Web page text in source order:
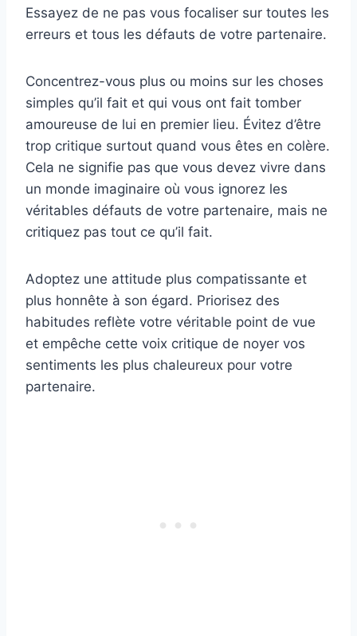
Essayez de ne pas vous focaliser sur toutes les
erreurs et tous les défauts de votre partenaire.
Concentrez-vous plus ou moins sur les choses
simples qu’il fait et qui vous ont fait tomber
amoureuse de lui en premier lieu. Évitez d’être
trop critique surtout quand vous êtes en colère.
Cela ne signifie pas que vous devez vivre dans
un monde imaginaire où vous ignorez les
véritables défauts de votre partenaire, mais ne
critiquez pas tout ce qu’il fait.
Adoptez une attitude plus compatissante et
plus honnête à son égard. Priorisez des
habitudes reflète votre véritable point de vue
et empêche cette voix critique de noyer vos
sentiments les plus chaleureux pour votre
partenaire.